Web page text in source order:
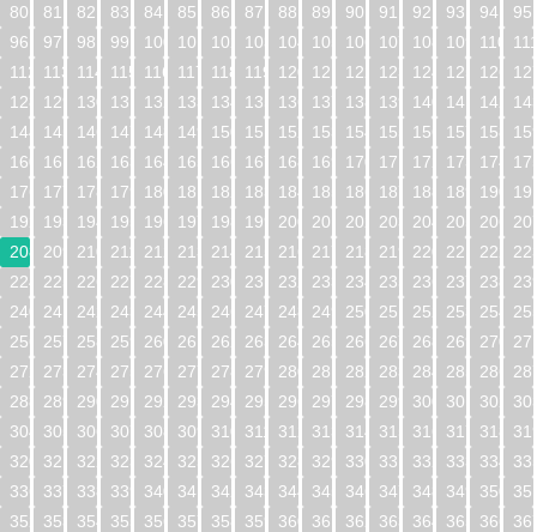
80
81 82 83 84 85 86 87 88 89 90 91 92 93 94
95
96
97 98 99 100 101 102 103 104 105 106 107 108 109 110
112
113 114 115 116 117 118 119 120 121 122 123 124 125 126
128
129 130 131 132 133 134 135 136 137 138 139 140 141 142
144
145 146 147 148 149 150 151 152 153 154 155 156 157 158
160
161 162 163 164 165 166 167 168 169 170 171 172 173 174
176
177 178 179 180 181 182 183 184 185 186 187 188 189 190
192
193 194 195 196 197 198 199 200 201 202 203 204 205 206
208
209 210 211 212 213 214 215 216 217 218 219 220 221 222
224
225 226 227 228 229 230 231 232 233 234 235 236 237 238
240
241 242 243 244 245 246 247 248 249 250 251 252 253 254
256
257 258 259 260 261 262 263 264 265 266 267 268 269 270
272
273 274 275 276 277 278 279 280 281 282 283 284 285 286
288
289 290 291 292 293 294 295 296 297 298 299 300 301 302
304
305 306 307 308 309 310 311 312 313 314 315 316 317 318
320
321 322 323 324 325 326 327 328 329 330 331 332 333 334
336
337 338 339 340 341 342 343 344 345 346 347 348 349 350
352
353 354 355 356 357 358 359 360 361 362 363 364 365 366